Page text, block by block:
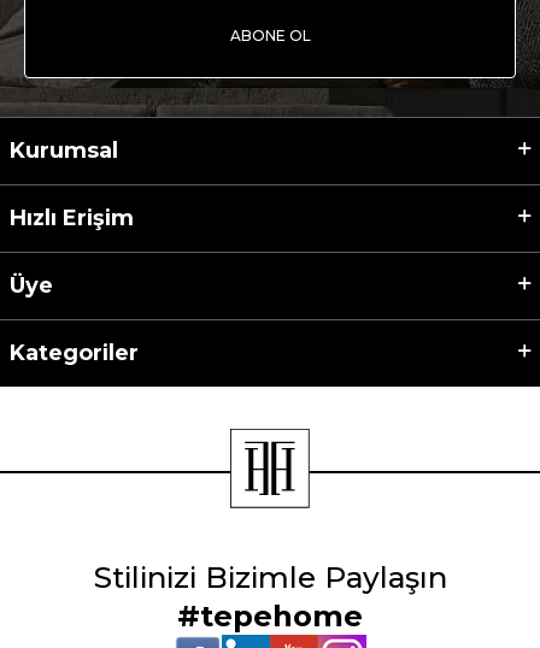
ABONE OL
Kurumsal
Hızlı Erişim
Üye
Kategoriler
Stilinizi Bizimle Paylaşın
#tepehome